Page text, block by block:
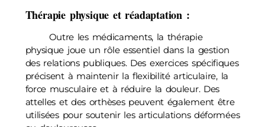
Thérapie physique et réadaptation :
Outre les médicaments, la thérapie
physique joue un rôle essentiel dans la gestion
des relations publiques. Des exercices spécifiques
précisent à maintenir la flexibilité articulaire, la
force musculaire et à réduire la douleur. Des
attelles et des orthèses peuvent également être
utilisées pour soutenir les articulations déformées